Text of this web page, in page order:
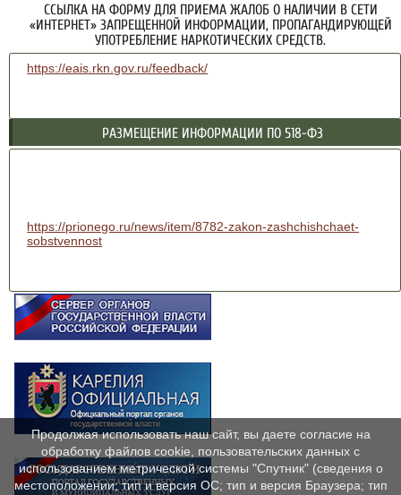
ССЫЛКА НА ФОРМУ ДЛЯ ПРИЕМА ЖАЛОБ О НАЛИЧИИ В СЕТИ
«ИНТЕРНЕТ» ЗАПРЕЩЕННОЙ ИНФОРМАЦИИ, ПРОПАГАНДИРУЮЩЕЙ
УПОТРЕБЛЕНИЕ НАРКОТИЧЕСКИХ СРЕДСТВ.
https://eais.rkn.gov.ru/feedback/
РАЗМЕЩЕНИЕ ИНФОРМАЦИИ ПО 518-ФЗ
https://prionego.ru/news/item/8782-zakon-zashchishchaet-
sobstvennost
Продолжая использовать наш сайт, вы даете согласие на
обработку файлов cookie, пользовательских данных с
использованием метрической системы "Спутник" (сведения о
местоположении; тип и версия ОС; тип и версия Браузера; тип